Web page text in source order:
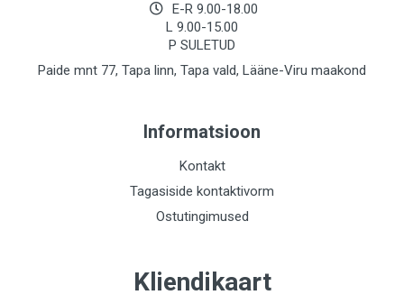
E-R 9.00-18.00
L 9.00-15.00
P SULETUD
Paide mnt 77, Tapa linn, Tapa vald, Lääne-Viru maakond
Informatsioon
Kontakt
Tagasiside kontaktivorm
Ostutingimused
Kliendikaart